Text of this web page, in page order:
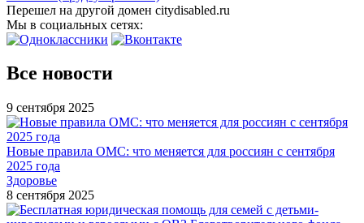
Перешел на другой домен citydisabled.ru
Мы в социальных сетях:
Все новости
9 сентября 2025
Новые правила ОМС: что меняется для россиян с сентября
2025 года
Здоровье
8 сентября 2025